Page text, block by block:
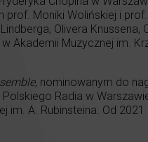
Moniki Wolińskiej i
Olivera Knussena,
Akademii Muzycznej im.
, nominowanym do
Radia w
im. A. Rubinsteina. Od